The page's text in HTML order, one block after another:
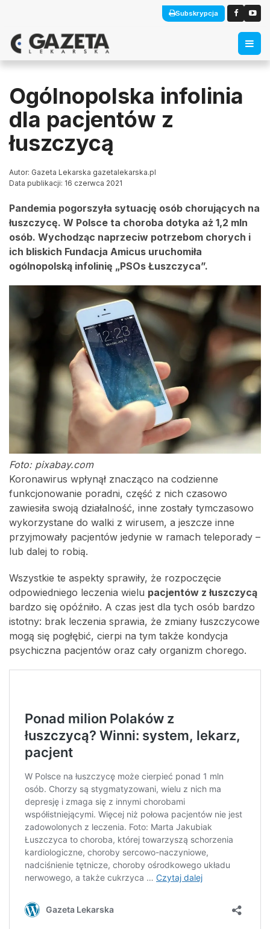
Subskrypcja
Ogólnopolska infolinia
dla pacjentów z
łuszczycą
Autor: Gazeta Lekarska gazetalekarska.pl
Data publikacji: 16 czerwca 2021
Pandemia pogorszyła sytuację osób chorujących na
łuszczycę. W Polsce ta choroba dotyka aż 1,2 mln
osób. Wychodząc naprzeciw potrzebom chorych i
ich bliskich Fundacja Amicus uruchomiła
ogólnopolską infolinię „PSOs Łuszczyca”.
Foto: pixabay.com
Koronawirus wpłynął znacząco na codzienne
funkcjonowanie poradni, część z nich czasowo
zawiesiła swoją działalność, inne zostały tymczasowo
wykorzystane do walki z wirusem, a jeszcze inne
przyjmowały pacjentów jedynie w ramach teleporady –
lub dalej to robią.
Wszystkie te aspekty sprawiły, że rozpoczęcie
odpowiedniego leczenia wielu pacjentów z łuszczycą
bardzo się opóźniło. A czas jest dla tych osób bardzo
istotny: brak leczenia sprawia, że zmiany łuszczycowe
mogą się pogłębić, cierpi na tym także kondycja
psychiczna pacjentów oraz cały organizm chorego.